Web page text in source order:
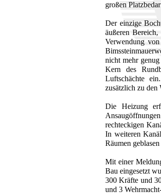
großen
Der einzige
äußeren
Verwendung
nicht mehr
Kern des
Luftschächte
zusätzlich zu
Die Heizung
rechteckigen
In weiteren
Räumen
Mit einer
Bau eingesetzt
300 Kräfte und
und 3